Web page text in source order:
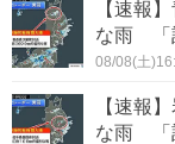
【速報
な雨 「
08/08(土
【速報
な雨 「